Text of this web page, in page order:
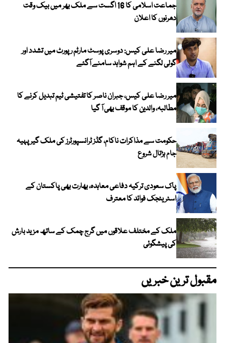
جماعت اسلامی کا 16 اگست سے ملک بھر میں بیک وقت
دھرنوں کا اعلان
میر رضا علی کیس: دوسری پوسٹ مارٹم رپورٹ میں تشدد اور
گولی لگنے کے اہم شواہد سامنے آگئے
میر رضا علی کیس، جبران ناصر کا تفتیشی ٹیم تبدیل کرنے کا
مطالبہ، والدین کا موقف بھی آ گیا
حکومت سے مذاکرات ناکام، گڈز ٹرانسپورٹرز کی ملک گیر پہیہ
جام ہڑتال شروع
پاک سعودی ترکیہ دفاعی معاہدہ، بھارت بھی پاکستان کے
اسٹریٹجک فوائد کا معترف
ملک کے مختلف علاقوں میں گرج چمک کے ساتھ مزید بارش
کی پیشگوئی
مقبول ترین خبریں